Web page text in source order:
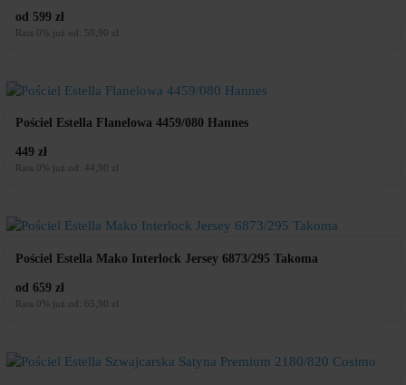
od 599 zł
Rata 0% już od: 59,90 zł
Pościel Estella Flanelowa 4459/080 Hannes
449 zł
Rata 0% już od: 44,90 zł
Pościel Estella Mako Interlock Jersey 6873/295 Takoma
od 659 zł
Rata 0% już od: 65,90 zł